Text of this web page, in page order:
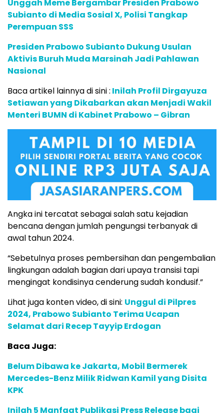
Unggah Meme Bergambar Presiden Prabowo
Subianto di Media Sosial X, Polisi Tangkap
Perempuan SSS
Presiden Prabowo Subianto Dukung Usulan
Aktivis Buruh Muda Marsinah Jadi Pahlawan
Nasional
Baca artikel lainnya di sini : Inilah Profil Dirgayuza
Setiawan yang Dikabarkan akan Menjadi Wakil
Menteri BUMN di Kabinet Prabowo – Gibran
Angka ini tercatat sebagai salah satu kejadian
bencana dengan jumlah pengungsi terbanyak di
awal tahun 2024.
“Sebetulnya proses pembersihan dan pengembalian
lingkungan adalah bagian dari upaya transisi tapi
mengingat kondisinya cenderung sudah kondusif.”
Lihat juga konten video, di sini: Unggul di Pilpres
2024, Prabowo Subianto Terima Ucapan
Selamat dari Recep Tayyip Erdogan
Baca Juga:
Belum Dibawa ke Jakarta, Mobil Bermerek
Mercedes-Benz Milik Ridwan Kamil yang Disita
KPK
Inilah 5 Manfaat Publikasi Press Release bagi